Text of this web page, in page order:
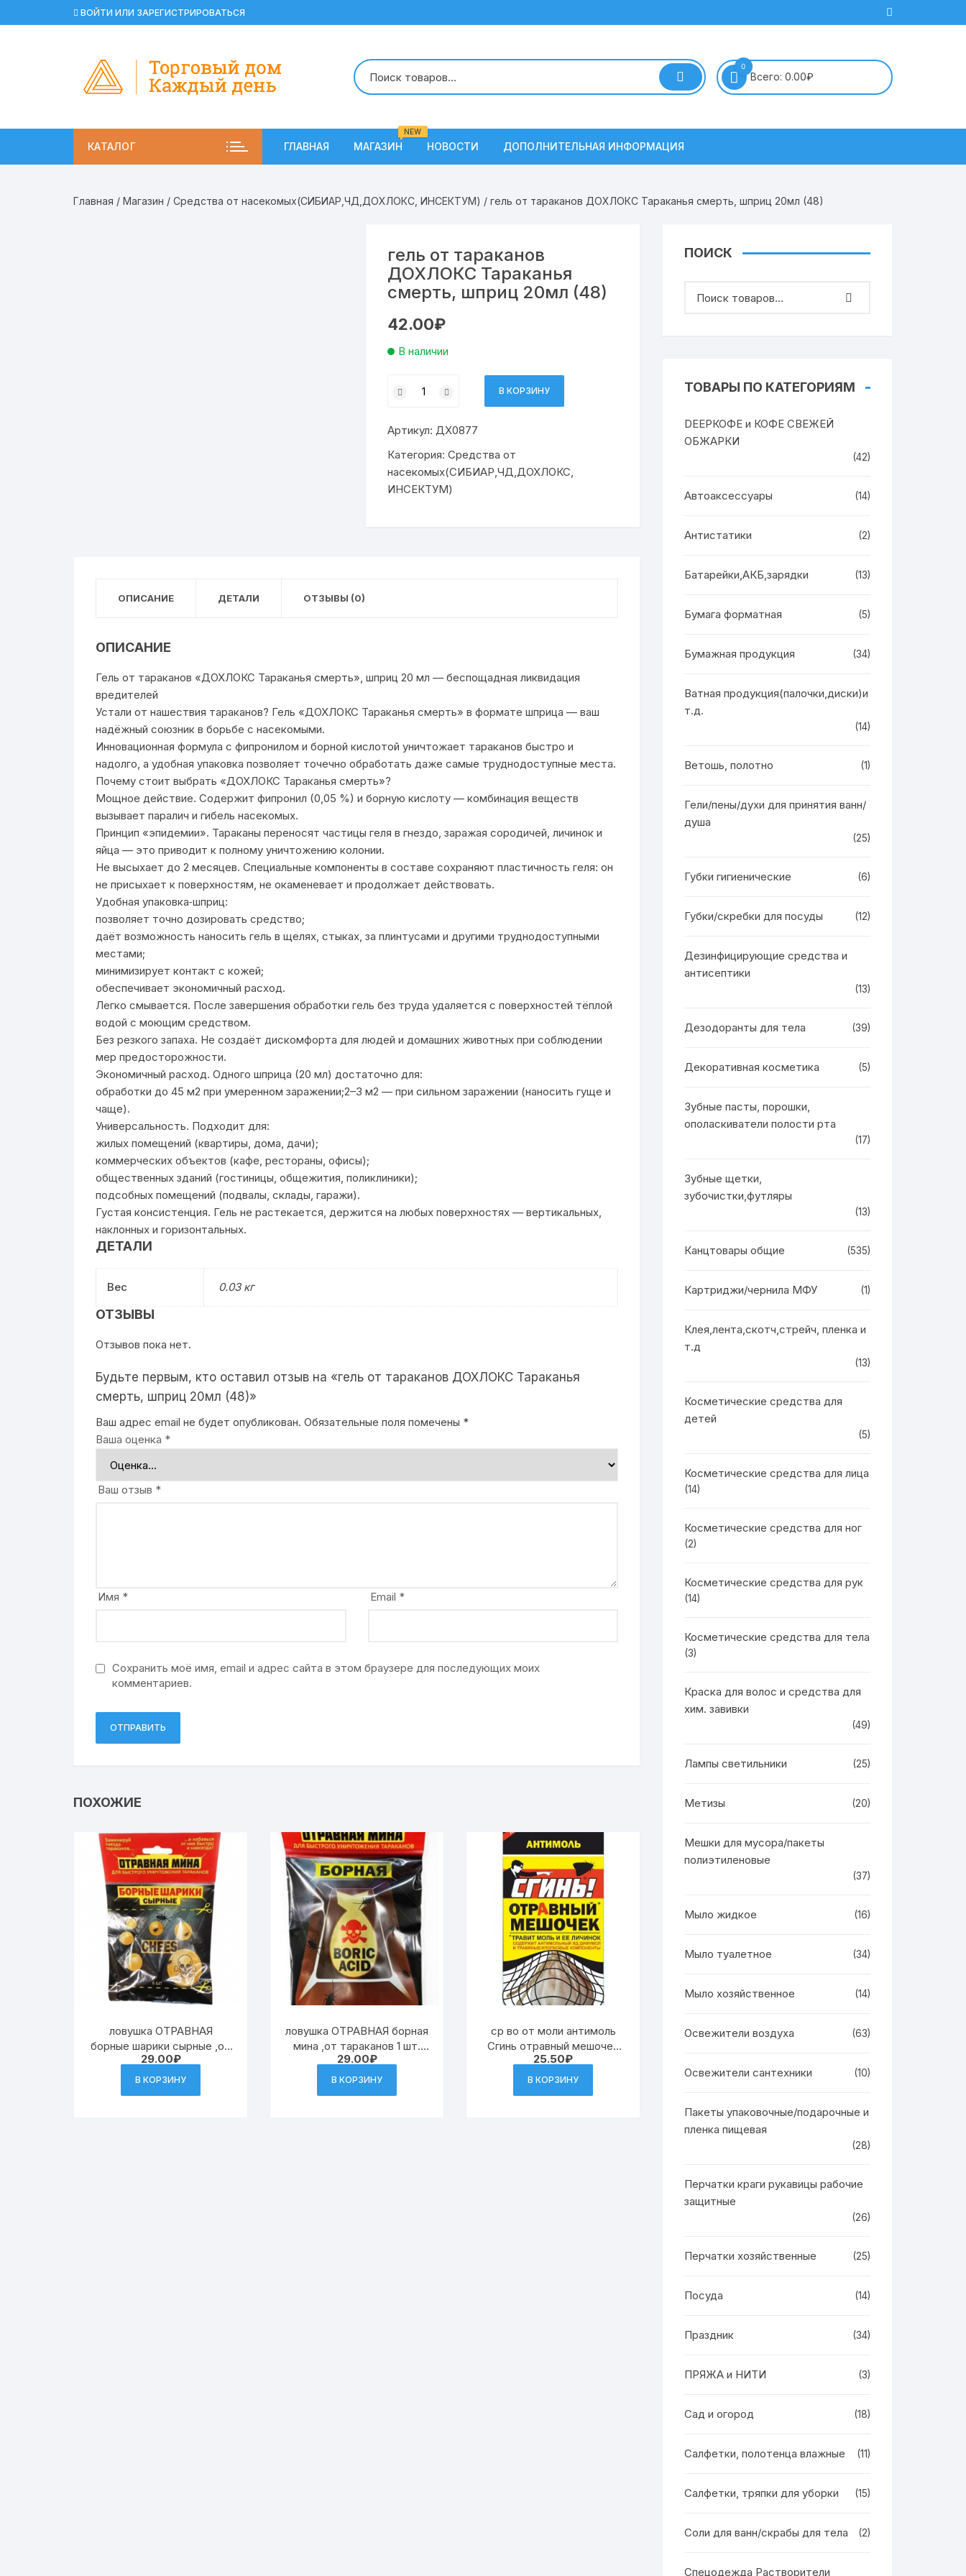
к
ВОЙТИ ИЛИ ЗАРЕГИСТРИРОВАТЬСЯ
0
Всего: 0.00₽
КАТАЛОГ ГЛАВНАЯ МАГАЗИН
NEW
НОВОСТИ ДОПОЛНИТЕЛЬНАЯ ИНФОРМАЦИЯ
Наши вакансии
Контакты
Главная / Магазин / Средства от насекомых(СИБИАР,ЧД,ДОХЛОКС, ИНСЕКТУМ) / гель от тараканов ДОХЛОКС Тараканья смерть, шприц 20мл (48)
гель от тараканов
ДОХЛОКС Тараканья
смерть, шприц 20мл (48)
42.00₽
В наличии
товара
от
тараканов
ДОХЛОКС
Тараканья
В КОРЗИНУ
Артикул:ДХ0877
Категория:Средства от
насекомых(СИБИАР,ЧД,ДОХЛОКС,
ИНСЕКТУМ)
ОПИСАНИЕ ДЕТАЛИ ОТЗЫВЫ (0)
ОПИСАНИЕ
Гель от тараканов «ДОХЛОКС Тараканья смерть», шприц 20 мл — беспощадная ликвидация
вредителей
Устали от нашествия тараканов? Гель «ДОХЛОКС Тараканья смерть» в формате шприца — ваш
надёжный союзник в борьбе с насекомыми.
Инновационная формула с фипронилом и борной кислотой уничтожает тараканов быстро и
надолго, а удобная упаковка позволяет точечно обработать даже самые труднодоступные места.
Почему стоит выбрать «ДОХЛОКС Тараканья смерть»?
Мощное действие. Содержит фипронил (0,05 %) и борную кислоту — комбинация веществ
вызывает паралич и гибель насекомых.
Принцип «эпидемии». Тараканы переносят частицы геля в гнездо, заражая сородичей, личинок и
яйца — это приводит к полному уничтожению колонии.
Не высыхает до 2 месяцев. Специальные компоненты в составе сохраняют пластичность геля: он
не присыхает к поверхностям, не окаменевает и продолжает действовать.
Удобная упаковка‑шприц:
позволяет точно дозировать средство;
даёт возможность наносить гель в щелях, стыках, за плинтусами и другими труднодоступными
местами;
минимизирует контакт с кожей;
обеспечивает экономичный расход.
Легко смывается. После завершения обработки гель без труда удаляется с поверхностей тёплой
водой с моющим средством.
Без резкого запаха. Не создаёт дискомфорта для людей и домашних животных при соблюдении
мер предосторожности.
Экономичный расход. Одного шприца (20 мл) достаточно для:
обработки до 45 м2 при умеренном заражении;2–3 м2 — при сильном заражении (наносить гуще и
чаще).
Универсальность. Подходит для:
жилых помещений (квартиры, дома, дачи);
коммерческих объектов (кафе, рестораны, офисы);
общественных зданий (гостиницы, общежития, поликлиники);
подсобных помещений (подвалы, склады, гаражи).
Густая консистенция. Гель не растекается, держится на любых поверхностях — вертикальных,
наклонных и горизонтальных.
ДЕТАЛИ
Вес 0.03 кг
ОТЗЫВЫ
Отзывов пока нет.
Будьте первым, кто оставил отзыв на «гель от тараканов ДОХЛОКС Тараканья
смерть, шприц 20мл (48)»
Ваш адрес email не будет опубликован. Обязательные поля помечены *
Ваша оценка *
Ваш отзыв *
Имя * Email *
Сохранить моё имя, email и адрес сайта в этом браузере для последующих моих
комментариев.
ПОХОЖИЕ
ловушка ОТРАВНАЯ
борные шарики сырные ,от
тараканов 6 шт.(48)
29.00₽
В КОРЗИНУ
ловушка ОТРАВНАЯ борная
мина ,от тараканов 1 шт.
(36)
29.00₽
В КОРЗИНУ
ср во от моли антимоль
Сгинь отравный мешочек
(48)
25.50₽
В КОРЗИНУ
ПОИСК
ТОВАРЫ ПО КАТЕГОРИЯМ
DEEPКОФЕ и КОФЕ СВЕЖЕЙ
ОБЖАРКИ
(42)
Автоаксессуары (14)
Антистатики (2)
Батарейки,АКБ,зарядки (13)
Бумага форматная (5)
Бумажная продукция (34)
Ватная продукция(палочки,диски)и
т.д.
(14)
Ветошь, полотно (1)
Гели/пены/духи для принятия ванн/
душа
(25)
Губки гигиенические (6)
Губки/скребки для посуды (12)
Дезинфицирующие средства и
антисептики
(13)
Дезодоранты для тела (39)
Декоративная косметика (5)
Зубные пасты, порошки,
ополаскиватели полости рта
(17)
Зубные щетки,
зубочистки,футляры
(13)
Канцтовары общие (535)
Картриджи/чернила МФУ (1)
Клея,лента,скотч,стрейч, пленка и
т.д
(13)
Косметические средства для
детей
(5)
Косметические средства для лица
(14)
Косметические средства для ног
(2)
Косметические средства для рук
(14)
Косметические средства для тела
(3)
Краска для волос и средства для
хим. завивки
(49)
Лампы светильники (25)
Метизы (20)
Мешки для мусора/пакеты
полиэтиленовые
(37)
Мыло жидкое (16)
Мыло туалетное (34)
Мыло хозяйственное (14)
Освежители воздуха (63)
Освежители сантехники (10)
Пакеты упаковочные/подарочные и
пленка пищевая
(28)
Перчатки краги рукавицы рабочие
защитные
(26)
Перчатки хозяйственные (25)
Посуда (14)
Праздник (34)
ПРЯЖА и НИТИ (3)
Сад и огород (18)
Салфетки, полотенца влажные (11)
Салфетки, тряпки для уборки (15)
Соли для ванн/скрабы для тела (2)
Спецодежда Растворители